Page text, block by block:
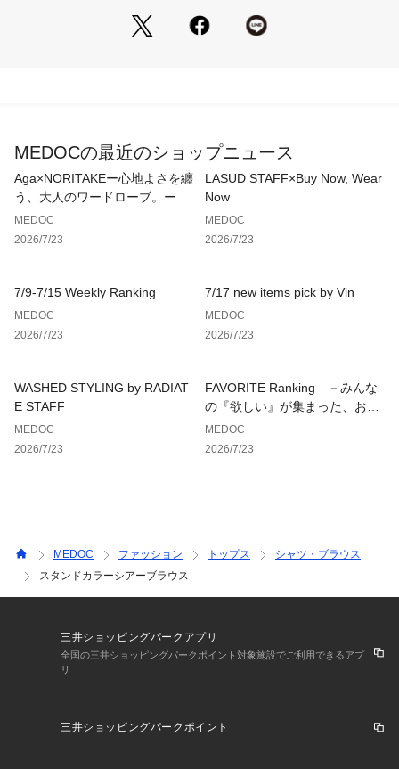
※撮影画像は、光の当たり具合やお使いのモニター設定、お部
屋の照明等により実際の商品と色味が異なる場合がございま
着丈（前／後）:67／80
裄丈:32
身幅:80
MEDOCの最近のショップニュース
Aga×NORITAKEー心地よさを纏
う、大人のワードローブ。ー
MEDOC
2026/7/23
LASUD STAFF×Buy Now, Wear
Now
MEDOC
2026/7/23
7/9-7/15 Weekly Ranking
MEDOC
2026/7/23
7/17 new items pick by Vin
MEDOC
2026/7/23
WASHED STYLING by RADIAT
E STAFF
MEDOC
2026/7/23
FAVORITE Ranking －みんな
の『欲しい』が集まった、お気
に入り登録数ランキング－
MEDOC
2026/7/23
MEDOC ファッション トップス
シャツ・ブラウス
スタンドカラーシアーブラウス
三井ショッピングパークアプリ
全国の三井ショッピングパークポイント対象施設でご利用できるアプ
リ
三井ショッピングパークポイント